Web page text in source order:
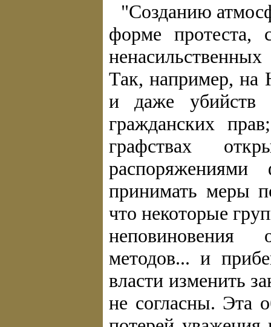
"Созданию
форме протеста,
Так, например, на
и даже убийств
гражданских
графствах
распоряжениями
принимать меры
что некоторые
неповиновения
методов... и
власти изменить
не согласны. Эта